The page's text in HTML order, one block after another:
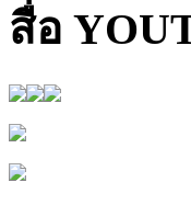
สื่อ